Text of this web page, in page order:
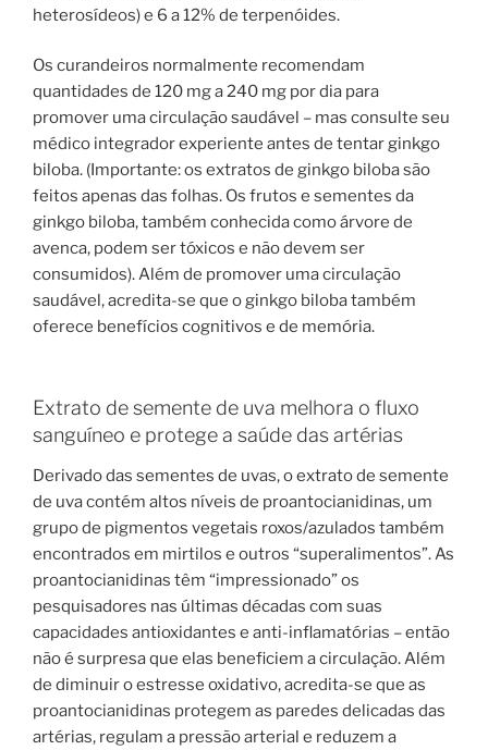
heterosídeos) e 6 a 12% de terpenóides.
Os curandeiros normalmente recomendam
quantidades de 120 mg a 240 mg por dia para
promover uma circulação saudável – mas consulte seu
médico integrador experiente antes de tentar ginkgo
biloba. (Importante: os extratos de ginkgo biloba são
feitos apenas das folhas. Os frutos e sementes da
ginkgo biloba, também conhecida como árvore de
avenca, podem ser tóxicos e não devem ser
consumidos). Além de promover uma circulação
saudável, acredita-se que o ginkgo biloba também
oferece benefícios cognitivos e de memória.
Extrato de semente de uva melhora o fluxo
sanguíneo e protege a saúde das artérias
Derivado das sementes de uvas, o extrato de semente
de uva contém altos níveis de proantocianidinas, um
grupo de pigmentos vegetais roxos/azulados também
encontrados em mirtilos e outros “superalimentos”. As
proantocianidinas têm “impressionado” os
pesquisadores nas últimas décadas com suas
capacidades antioxidantes e anti-inflamatórias – então
não é surpresa que elas beneficiem a circulação. Além
de diminuir o estresse oxidativo, acredita-se que as
proantocianidinas protegem as paredes delicadas das
artérias, regulam a pressão arterial e reduzem a